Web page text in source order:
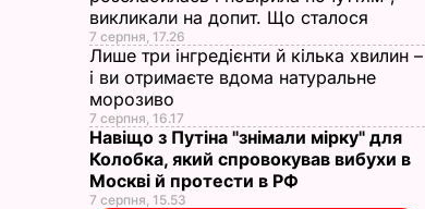
7 серпня, 20.39БУЛЬВАР
викликали на допит. Що сталося
7 серпня, 17.26
Лише три інгредієнти й кілька хвилин –
і ви отримаєте вдома натуральне
морозиво
7 серпня, 16.17
Навіщо з Путіна "знімали мірку" для
Колобка, який спровокував вибухи в
Москві й протести в РФ
7 серпня, 15.53